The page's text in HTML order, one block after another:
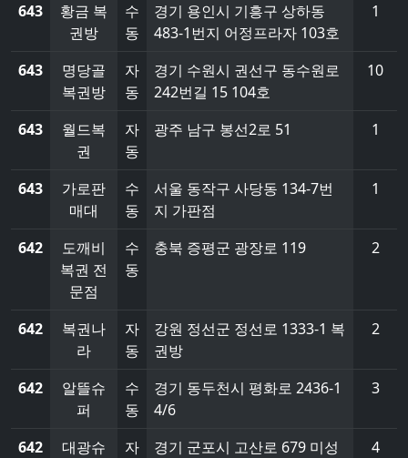
643
황금 복
권방
수
동
경기 용인시 기흥구 상하동
483-1번지 어정프라자 103호
1
643
명당골
복권방
자
동
경기 수원시 권선구 동수원로
242번길 15 104호
10
643
월드복
권
자
동
광주 남구 봉선2로 51 1
643
가로판
매대
수
동
서울 동작구 사당동 134-7번
지 가판점
1
642
도깨비
복권 전
문점
수
동
충북 증평군 광장로 119 2
642
복권나
라
자
동
강원 정선군 정선로 1333-1 복
권방
2
642
알뜰슈
퍼
수
동
경기 동두천시 평화로 2436-1
4/6
3
642
대광슈
자
경기 군포시 고산로 679 미성
4